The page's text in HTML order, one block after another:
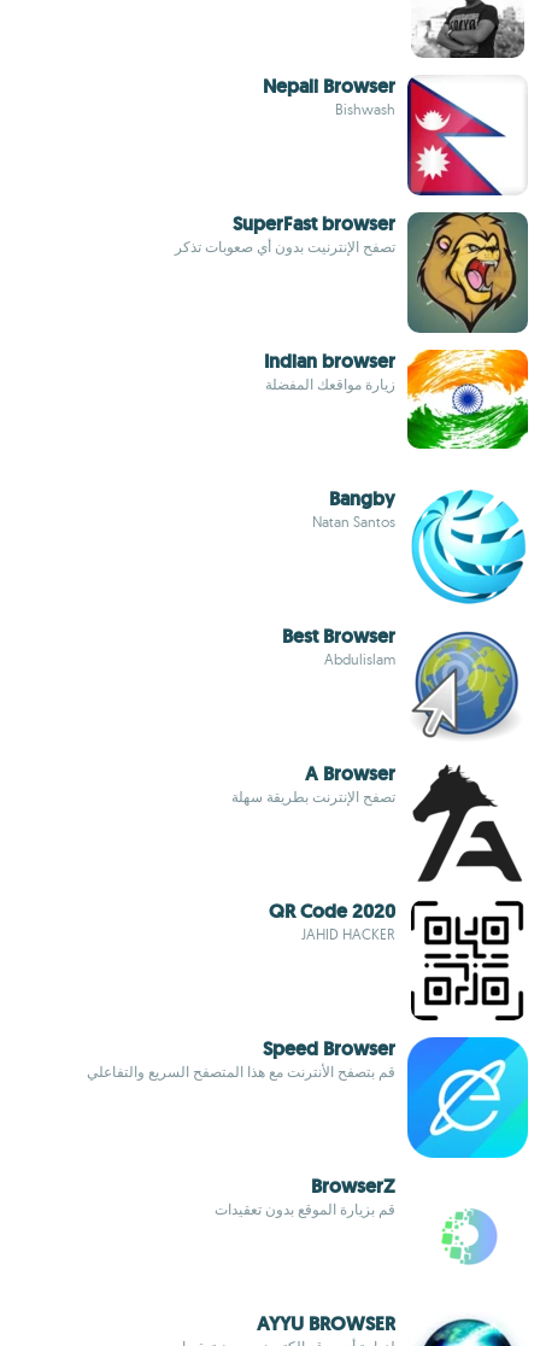
Nepali Browser
Bishwash
SuperFast browser
تصفح الإنترنيت بدون أي صعوبات تذكر
Indian browser
زيارة مواقعك المفضلة
Bangby
Natan Santos
Best Browser
Abdulislam
A Browser
تصفح الإنترنت بطريقة سهلة
QR Code 2020
JAHID HACKER
Speed Browser
قم بتصفح الأنترنت مع هذا المتصفح السريع والتفاعلي
BrowserZ
قم بزيارة الموقع بدون تعقيدات
AYYU BROWSER